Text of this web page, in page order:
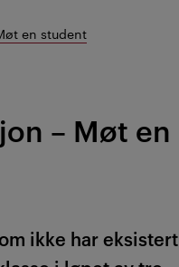
en student
– Møt en
ikke har eksistert